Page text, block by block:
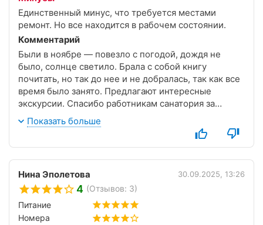
Единственный минус, что требуется местами
ремонт. Но все находится в рабочем состоянии.
Комментарий
Были в ноябре — повезло с погодой, дождя не
было, солнце светило. Брала с собой книгу
почитать, но так до нее и не добралась, так как все
время было занято. Предлагают интересные
экскурсии. Спасибо работникам санатория за
прекрасный отдых!
Показать больше
Нина Эполетова 30.09.2025, 13:26
4 (Отзывов: 3)
Питание
Номера